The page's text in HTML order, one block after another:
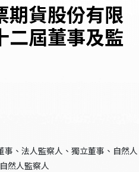
期貨股份有限
二屆董事及監
、法人監察人、獨立董事、自然人
然人監察人